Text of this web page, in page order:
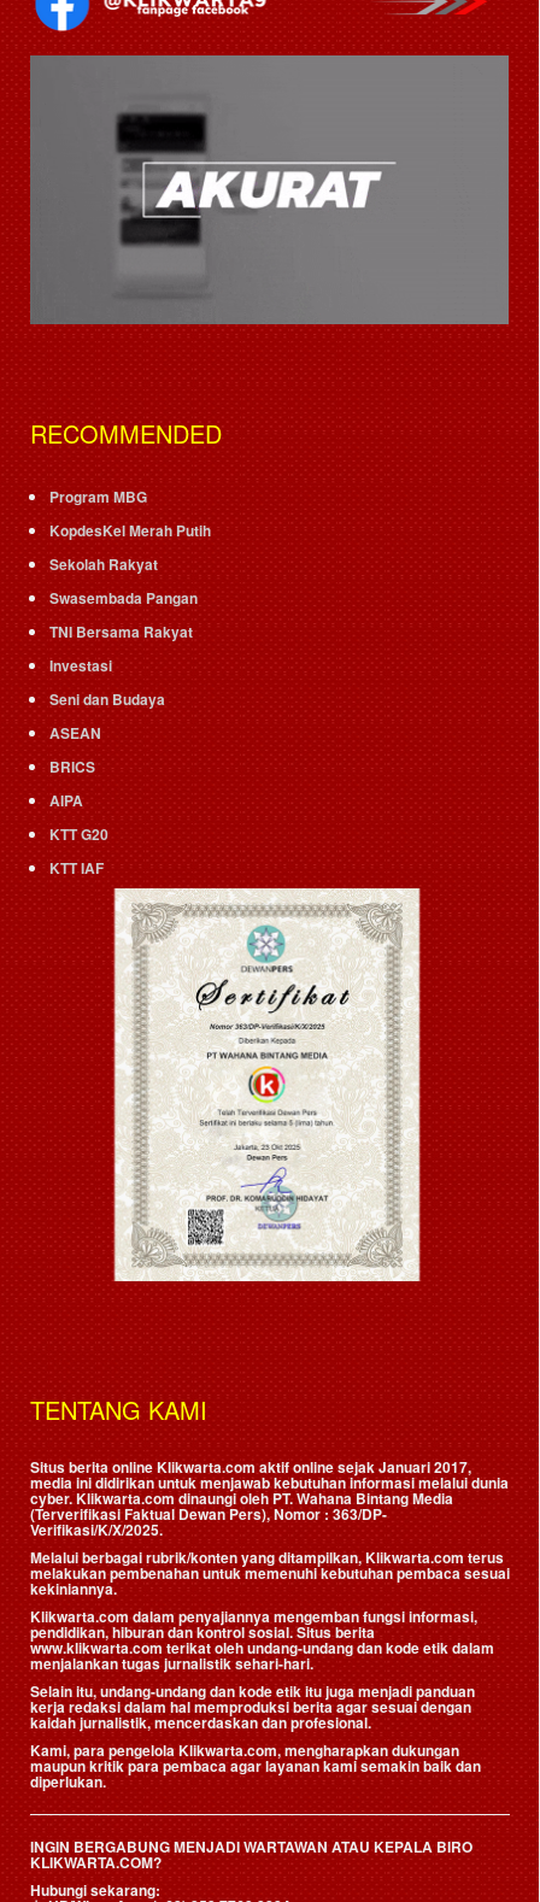
RECOMMENDED
Program MBG
KopdesKel Merah Putih
Sekolah Rakyat
Swasembada Pangan
TNI Bersama Rakyat
Investasi
Seni dan Budaya
ASEAN
BRICS
AIPA
KTT G20
KTT IAF
TENTANG KAMI
Situs berita online Klikwarta.com aktif online sejak Januari 2017,
media ini didirikan untuk menjawab kebutuhan informasi melalui dunia
cyber. Klikwarta.com dinaungi oleh PT. Wahana Bintang Media
(Terverifikasi Faktual Dewan Pers), Nomor : 363/DP-
Verifikasi/K/X/2025.
Melalui berbagai rubrik/konten yang ditampilkan, Klikwarta.com terus
melakukan pembenahan untuk memenuhi kebutuhan pembaca sesuai
kekiniannya.
Klikwarta.com dalam penyajiannya mengemban fungsi informasi,
pendidikan, hiburan dan kontrol sosial. Situs berita
www.klikwarta.com terikat oleh undang-undang dan kode etik dalam
menjalankan tugas jurnalistik sehari-hari.
Selain itu, undang-undang dan kode etik itu juga menjadi panduan
kerja redaksi dalam hal memproduksi berita agar sesuai dengan
kaidah jurnalistik, mencerdaskan dan profesional.
Kami, para pengelola Klikwarta.com, mengharapkan dukungan
maupun kritik para pembaca agar layanan kami semakin baik dan
diperlukan.
INGIN BERGABUNG MENJADI WARTAWAN ATAU KEPALA BIRO
KLIKWARTA.COM?
Hubungi sekarang: